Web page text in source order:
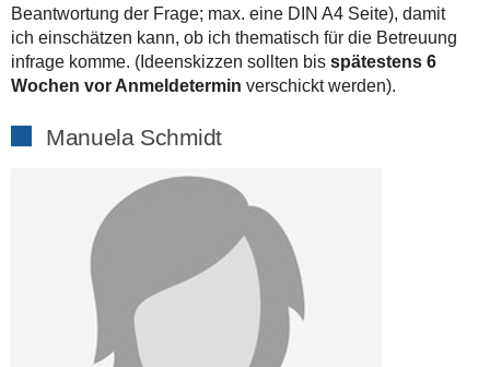
Beantwortung der Frage; max. eine DIN A4 Seite), damit
ich einschätzen kann, ob ich thematisch für die Betreuung
infrage komme. (Ideenskizzen sollten bis spätestens 6
Wochen vor Anmeldetermin verschickt werden).
Manuela Schmidt